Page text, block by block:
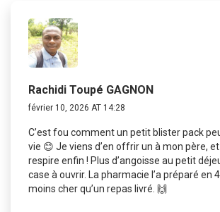
Rachidi Toupé GAGNON
février 10, 2026 AT 14:28
C’est fou comment un petit blister pack
vie 😊 Je viens d’en offrir un à mon père, et
respire enfin ! Plus d’angoisse au petit
case à ouvrir. La pharmacie l’a préparé en
moins cher qu’un repas livré. 🙌